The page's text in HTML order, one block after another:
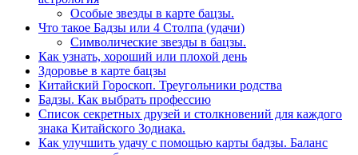
Особые звезды в карте бацзы.
Что такое Бадзы или 4 Столпа (удачи)
Символические звезды в бацзы.
Как узнать, хороший или плохой день
Здоровье в карте бацзы
Китайский Гороскоп. Треугольники родства
Бадзы. Как выбрать профессию
Список секретных друзей и cтолкновений для каждого
знака Китайского Зодиака.
Как улучшить удачу с помощью карты бадзы. Баланс